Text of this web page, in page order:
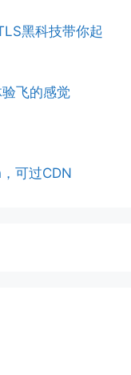
黑科技带你起
飞的感觉
可过CDN